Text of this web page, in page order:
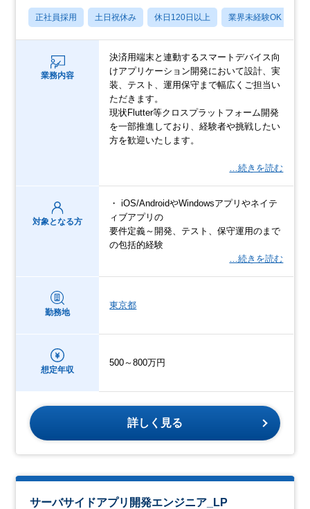
正社員採用 土日祝休み 休日120日以上 業界未経験OK
業務内容
決済用端末と連動するスマートデバイス向
けアプリケーション開発において設計、実
装、テスト、運用保守まで幅広くご担当い
ただきます。
現状Flutter等クロスプラットフォーム開発
を一部推進しており、経験者や挑戦したい
方を歓迎いたします。
…続きを読む
対象となる方
・ iOS/AndroidやWindowsアプリやネイテ
ィブアプリの
要件定義～開発、テスト、保守運用のまで
の包括的経験
…続きを読む
勤務地
東京都
想定年収
500～800万円
詳しく見る
サーバサイドアプリ開発エンジニア_LP